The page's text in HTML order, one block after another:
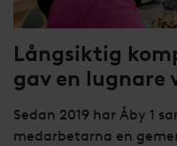
Långsiktig
gav en lugnare
Sedan 2019 har Åby 1
medarbetarna en